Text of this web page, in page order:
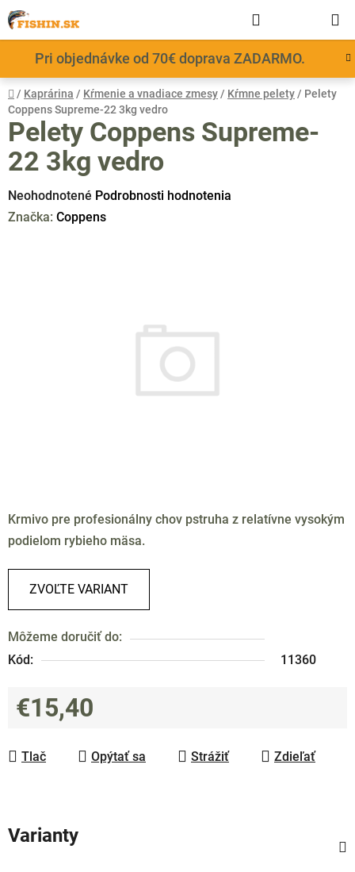
Prejsť
na
obsah
Pri objednávke od 70€ doprava ZADARMO.
KOŠÍK
Domov
/ Kaprárina / Kŕmenie a vnadiace zmesy / Kŕmne pelety / Pelety
Coppens Supreme-22 3kg vedro
Krmivo pre profesionálny chov pstruha z relatívne vysokým
podielom rybieho mäsa.
ZVOĽTE VARIANT
Môžeme doručiť do:
Kód:
11360
€15,40
Tlač
Opýtať sa Strážiť Zdieľať
Pelety Coppens Supreme-
22 3kg vedro
Priemerné
hodnotenie
Neohodnotené Podrobnosti hodnotenia
Značka: Coppens
Varianty